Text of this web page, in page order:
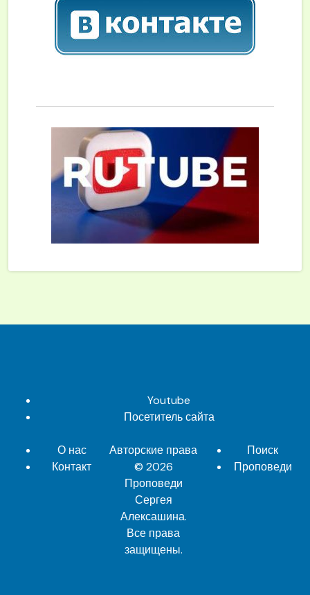
Youtube
Посетитель сайта
О нас
Контакт
Авторские права
© 2026
Проповеди
Сергея
Алексашина.
Все права
защищены.
Поиск
Проповеди